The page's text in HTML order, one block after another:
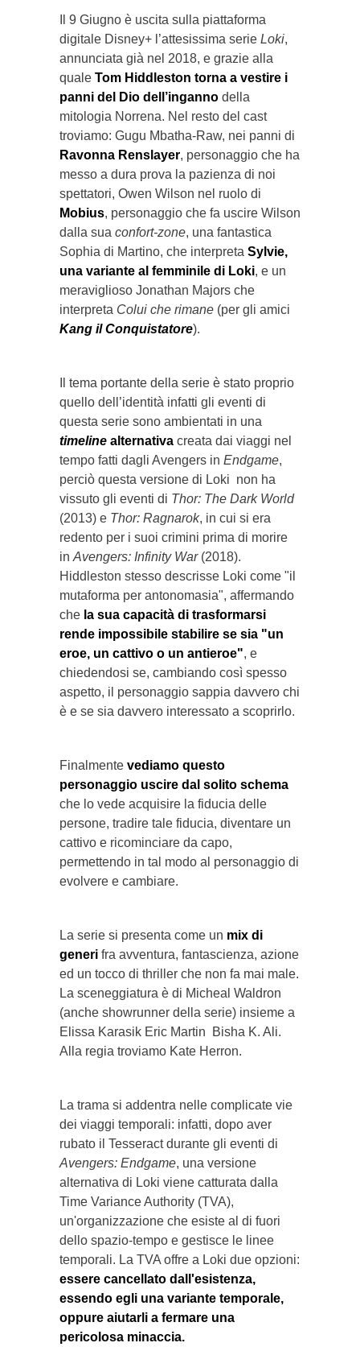
Il 9 Giugno è uscita sulla piattaforma
digitale Disney+ l’attesissima serie Loki,
annunciata già nel 2018, e grazie alla
quale Tom Hiddleston torna a vestire i
panni del Dio dell’inganno della
mitologia Norrena. Nel resto del cast
troviamo: Gugu Mbatha-Raw, nei panni di
Ravonna Renslayer, personaggio che ha
messo a dura prova la pazienza di noi
spettatori, Owen Wilson nel ruolo di
Mobius, personaggio che fa uscire Wilson
dalla sua confort-zone, una fantastica
Sophia di Martino, che interpreta Sylvie,
una variante al femminile di Loki, e un
meraviglioso Jonathan Majors che
interpreta Colui che rimane (per gli amici
Kang il Conquistatore).
Il tema portante della serie è stato proprio
quello dell’identità infatti gli eventi di
questa serie sono ambientati in una
timeline alternativa creata dai viaggi nel
tempo fatti dagli Avengers in Endgame,
perciò questa versione di Loki non ha
vissuto gli eventi di Thor: The Dark World
(2013) e Thor: Ragnarok, in cui si era
redento per i suoi crimini prima di morire
in Avengers: Infinity War(2018).
Hiddleston stesso descrisse Loki come "il
mutaforma per antonomasia", affermando
che la sua capacità di trasformarsi
rende impossibile stabilire se sia "un
eroe, un cattivo o un antieroe", e
chiedendosi se, cambiando così spesso
aspetto, il personaggio sappia davvero chi
è e se sia davvero interessato a scoprirlo.
Finalmente vediamo questo
personaggio uscire dal solito schema
che lo vede acquisire la fiducia delle
persone, tradire tale fiducia, diventare un
cattivo e ricominciare da capo,
permettendo in tal modo al personaggio di
evolvere e cambiare.
La serie si presenta come un mix di
generi fra avventura, fantascienza, azione
ed un tocco di thriller che non fa mai male.
La sceneggiatura è di Micheal Waldron
(anche showrunner della serie) insieme a
Elissa Karasik Eric Martin Bisha K. Ali.
Alla regia troviamo Kate Herron.
La trama si addentra nelle complicate vie
dei viaggi temporali: infatti, dopo aver
rubato il Tesseract durante gli eventi di
Avengers: Endgame, una versione
alternativa di Loki viene catturata dalla
Time Variance Authority (TVA),
un'organizzazione che esiste al di fuori
dello spazio-tempo e gestisce le linee
temporali. La TVA offre a Loki due opzioni:
essere cancellato dall'esistenza,
essendo egli una variante temporale,
oppure aiutarli a fermare una
pericolosa minaccia.